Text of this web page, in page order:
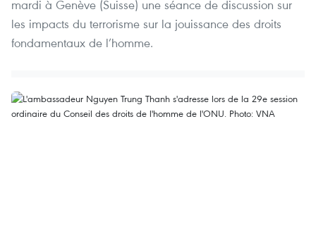
mardi à Genève (Suisse) une séance de discussion sur
les impacts du terrorisme sur la jouissance des droits
fondamentaux de l’homme.